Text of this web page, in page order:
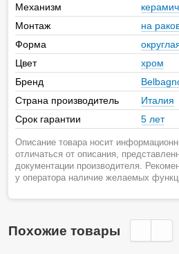
Механизм
Монтаж
на
Форма
Цвет
хром
Бренд
Страна производитель
Италия
Срок гарантии
5 лет
Описание товара носит
отличаться от описания,
документации производителя.
у оператора наличие желаемых
Похожие товары